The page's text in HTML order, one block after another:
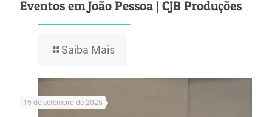
Eventos em João Pessoa | CJB Produções
Saiba Mais
19 de setembro de 2025